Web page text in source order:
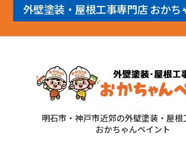
外壁塗装・屋根工事専門店 おかち
明石市・神戸市近郊の外壁塗装・屋根
おかちゃんペイント